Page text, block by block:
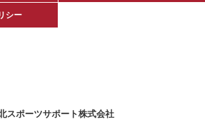
シー
シー
スポーツサポート株式会社